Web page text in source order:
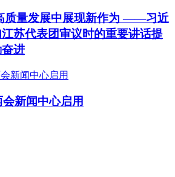
质量发展中展现新作为 ——习近
苏代表团审议时的重要讲话提
进
新闻中心启用